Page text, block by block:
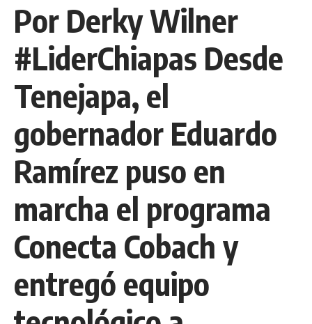
Por Derky Wilner
#LiderChiapas Desde
Tenejapa, el
gobernador Eduardo
Ramírez puso en
marcha el programa
Conecta Cobach y
entregó equipo